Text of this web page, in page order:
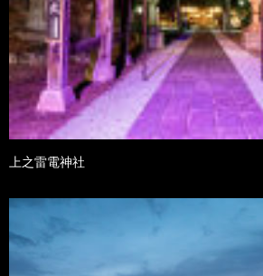
上之雷電神社